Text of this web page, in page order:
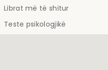
Librat më të shitur
Teste psikologjikë